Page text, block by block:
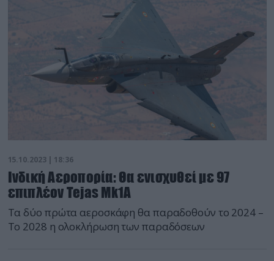
15.10.2023 | 18:36
Ινδική Αεροπορία: Θα ενισχυθεί με 97
επιπλέον Tejas Mk1A
Τα δύο πρώτα αεροσκάφη θα παραδοθούν το 2024 –
Το 2028 η ολοκλήρωση των παραδόσεων